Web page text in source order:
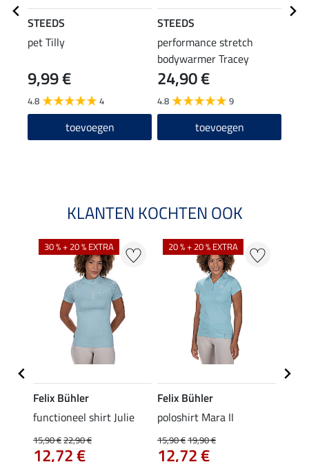
STEEDS
pet Tilly
9,99 €
4.8 4
toevoegen
STEEDS
performance stretch
bodywarmer Tracey
24,90 €
4.8 9
toevoegen
KLANTEN KOCHTEN OOK
30 % + 20 % EXTRA
Felix Bühler
functioneel shirt Julie
15,90 €22,90 €
12,72 €
20 % + 20 % EXTRA
Felix Bühler
poloshirt Mara II
15,90 €19,90 €
12,72 €